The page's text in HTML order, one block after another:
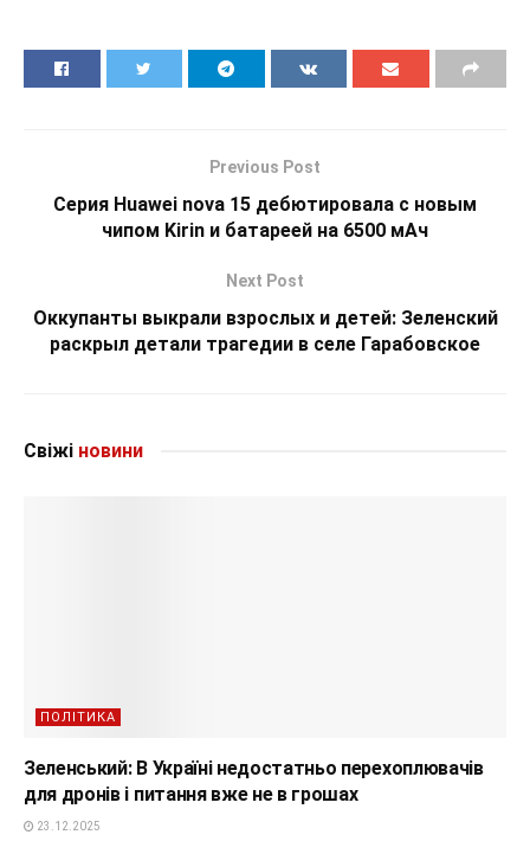
Previous Post
Серия Huawei nova 15 дебютировала с новым
чипом Kirin и батареей на 6500 мАч
Next Post
Оккупанты выкрали взрослых и детей: Зеленский
раскрыл детали трагедии в селе Гарабовское
Свіжі новини
ПОЛІТИКА
Зеленський: В Україні недостатньо перехоплювачів
для дронів і питання вже не в грошах
23.12.2025